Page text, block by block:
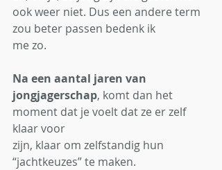
ook weer niet. Dus een andere term
zou beter passen bedenk ik
me zo.
Na een aantal jaren van
jongjagerschap, komt dan het
moment dat je voelt dat ze er zelf
klaar voor
zijn, klaar om zelfstandig hun
“jachtkeuzes” te maken.